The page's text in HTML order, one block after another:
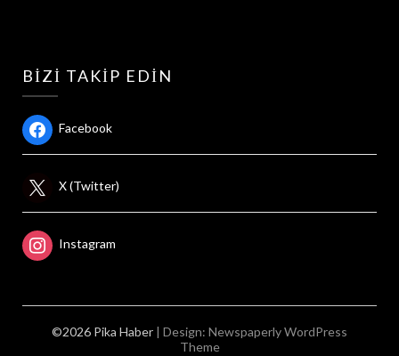
BIZI TAKIP EDIN
Facebook
X (Twitter)
Instagram
©2026 Pika Haber | Design: Newspaperly WordPress
Theme